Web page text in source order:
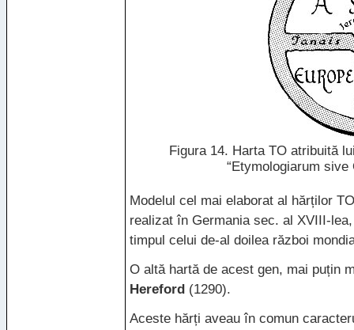
Figura 14. Harta TO atribuită
“Etymologiarum sive
Modelul cel mai elaborat al hărților
realizat în Germania sec. al XVIII -
timpul celui de-al doilea război
O altă hartă de acest gen, mai puțin
Hereford (1290).
Aceste hărți aveau în comun